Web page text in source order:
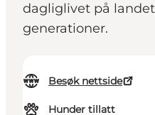
dagliglivet på
generationer.
Besøk nettside
Hunder tillatt